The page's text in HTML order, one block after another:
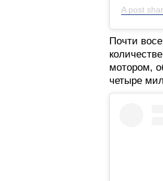
A post
Почти
мотором,
четыре